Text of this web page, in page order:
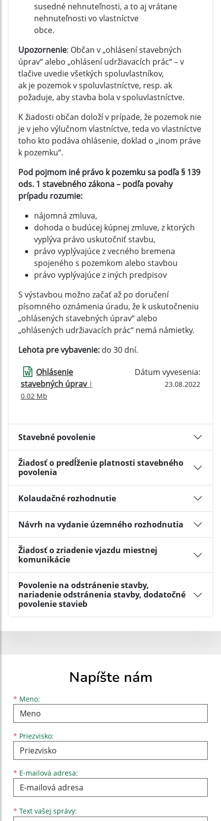
susedné nehnuteľnosti, a to aj vrátane
nehnuteľnosti vo vlastníctve
obce.
Upozornenie: Občan v „ohlásení stavebných
úprav“ alebo „ohlásení udržiavacích prác“ – v
tlačive uvedie všetkých spoluvlastníkov,
ak je pozemok v spoluvlastníctve, resp. ak
požaduje, aby stavba bola v spoluvlastníctve.
K žiadosti občan doloží v prípade, že pozemok nie
je v jeho výlučnom vlastníctve, teda vo vlastníctve
toho kto podáva ohlásenie, doklad o „inom práve
k pozemku“.
Pod pojmom iné právo k pozemku sa podľa § 139
ods. 1 stavebného zákona – podľa povahy
prípadu rozumie:
nájomná zmluva,
dohoda o budúcej kúpnej zmluve, z ktorých
vyplýva právo uskutočniť stavbu,
právo vyplývajúce z vecného bremena
spojeného s pozemkom alebo stavbou
právo vyplývajúce z iných predpisov
S výstavbou možno začať až po doručení
písomného oznámenia úradu, že k uskutočneniu
„ohlásených stavebných úprav“ alebo
„ohlásených udržiavacích prác“ nemá námietky.
Lehota pre vybavenie: do 30 dní.
Ohlásenie
stavebných úprav|
0.02 Mb
Dátum vyvesenia:
23.08.2022
Stavebné povolenie
Žiadosť o predĺženie platnosti stavebného
povolenia
Kolaudačné rozhodnutie
Návrh na vydanie územného rozhodnutia
Žiadosť o zriadenie vjazdu miestnej
komunikácie
Povolenie na odstránenie stavby,
nariadenie odstránenia stavby, dodatočné
povolenie stavieb
Napíšte nám
* Meno:
Meno
* Priezvisko:
Priezvisko
* E-mailová adresa:
E-mailová adresa
* Text vašej správy: